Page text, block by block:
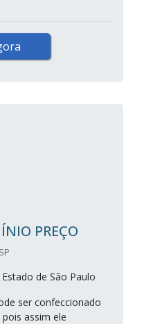
PREÇO
de São Paulo
ser confeccionado
assim ele